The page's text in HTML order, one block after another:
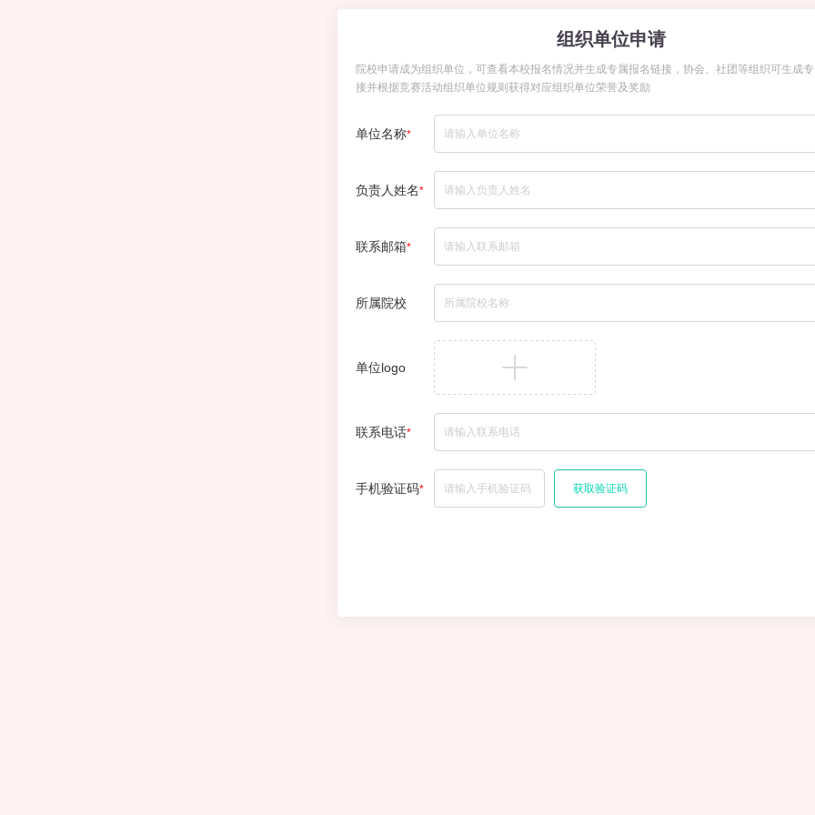
组织单位申请
院校申请成为组织单位，可查看本校报名情况并生成专属报名链接，协会、社团等组织可生成
接并根据竞赛活动组织单位规则获得对应组织单位荣誉及奖励
单位名称*
负责人姓名*
联系邮箱*
所属院校
单位logo
联系电话*
手机验证码* 获取验证码